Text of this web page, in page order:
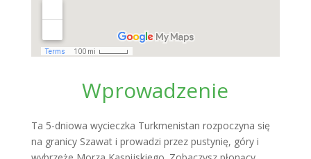
Wprowadzenie
Ta 5-dniowa wycieczka Turkmenistan rozpoczyna się
na granicy Szawat i prowadzi przez pustynię, góry i